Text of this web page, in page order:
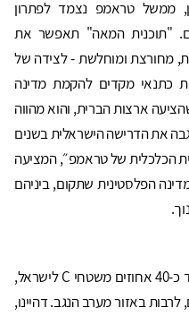
ממשל טראמפ נצמד לפתרון
"תוכנית המאה" תאפשר את
מחורצת ומוחלשת - לצידה של
כתנאי מקדים להקמת מדינה
ארצות הברית, והוא מהווה
את הדרישה הישראלית בשנים
הכלכלית של טראמפ״, המציעה
הפלסטינית שתקום, ביניהם
תומכת בסיפוח של עד כ-40 אחוזים משטחי C לישראל,
לרבות באזור מערב הנגב. דהיינו,